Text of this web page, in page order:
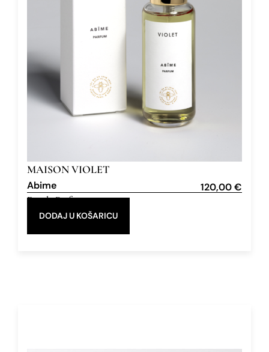
MAISON VIOLET
Abime 120,00€
Eau de Parfum
DODAJ U KOŠARICU